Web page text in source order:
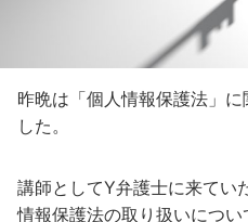
昨晩は「個人情報保護法」
した。
講師としてY弁護士に来てい
情報保護法の取り扱いについ